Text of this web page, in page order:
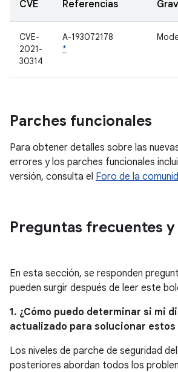
CVE Referencias
CVE-
2021-
30314
A-193072178
*
Parches funcionales
Para obtener detalles sobre las
errores y los parches funcionales
versión, consulta el Foro de la
Preguntas frecuentes
En esta sección, se responden
pueden surgir después de leer este
1. ¿Cómo puedo determinar si mi
actualizado para solucionar estos
Los niveles de parche de seguridad
posteriores abordan todos los